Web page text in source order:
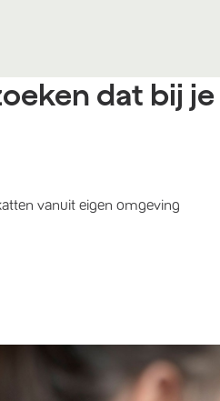
dat bij
vanuit eigen omgeving